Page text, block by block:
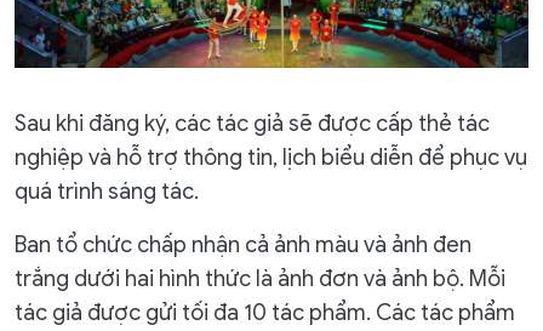
Sau khi đăng ký, các tác giả sẽ được cấp thẻ tác
nghiệp và hỗ trợ thông tin, lịch biểu diễn để phục vụ
quá trình sáng tác.
Ban tổ chức chấp nhận cả ảnh màu và ảnh đen
trắng dưới hai hình thức là ảnh đơn và ảnh bộ. Mỗi
tác giả được gửi tối đa 10 tác phẩm. Các tác phẩm